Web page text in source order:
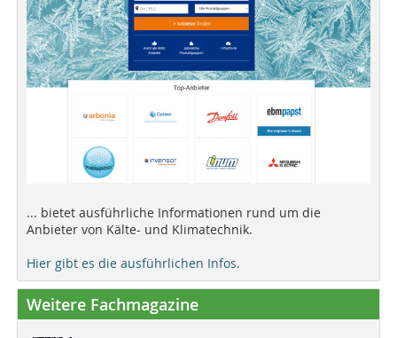
... bietet ausführliche Informationen rund um die
Anbieter von Kälte- und Klimatechnik.
Hier gibt es die ausführlichen Infos.
Weitere Fachmagazine